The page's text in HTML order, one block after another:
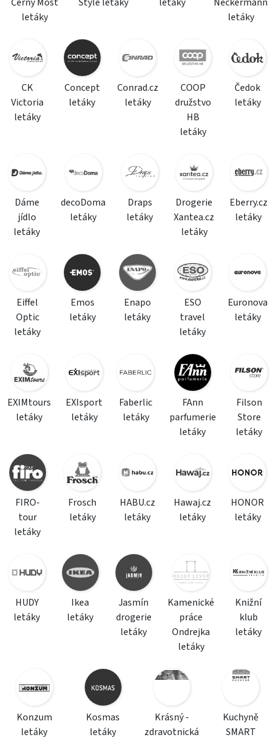
letáky
letáky
CK
Victoria
letáky
Concept
letáky
Conrad.cz
letáky
COOP
družstvo
HB
letáky
Čedok
letáky
Dáme
jídlo
letáky
decoDoma
letáky
Draps
letáky
Drogerie
Xantea.cz
letáky
Eberry.cz
letáky
Eiffel
Optic
letáky
Emos
letáky
Enapo
letáky
ESO
travel
letáky
Euronova
letáky
EXIMtours
letáky
EXIsport
letáky
Faberlic
letáky
FAnn
parfumerie
letáky
Filson
Store
letáky
FIRO-
tour
letáky
Frosch
letáky
HABU.cz
letáky
Hawaj.cz
letáky
HONOR
letáky
HUDY
letáky
Ikea
letáky
Jasmín
drogerie
letáky
Kamenické
práce
Ondrejka
letáky
Knižní
klub
letáky
Konzum
letáky
Kosmas
letáky
Krásný -
zdravotnická
Kuchyně
SMART